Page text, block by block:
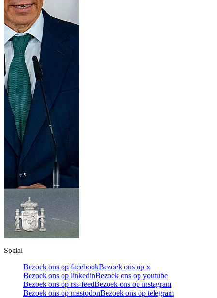
Social
Bezoek ons op facebookBezoek ons op x
Bezoek ons op linkedinBezoek ons op youtube
Bezoek ons op rss-feedBezoek ons op instagram
Bezoek ons op mastodonBezoek ons op telegram